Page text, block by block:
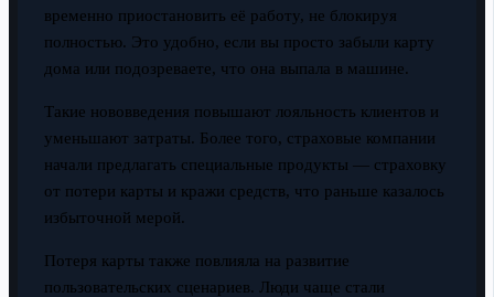
временно приостановить её работу, не блокируя
полностью. Это удобно, если вы просто забыли карту
дома или подозреваете, что она выпала в машине.
Такие нововведения повышают лояльность клиентов и
уменьшают затраты. Более того, страховые компании
начали предлагать специальные продукты — страховку
от потери карты и кражи средств, что раньше казалось
избыточной мерой.
Потеря карты также повлияла на развитие
пользовательских сценариев. Люди чаще стали